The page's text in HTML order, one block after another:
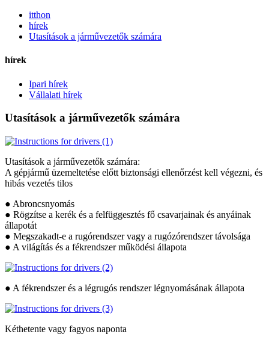
itthon
hírek
Utasítások a járművezetők számára
hírek
Ipari hírek
Vállalati hírek
Utasítások a járművezetők számára
Utasítások a járművezetők számára:
A gépjármű üzemeltetése előtt biztonsági ellenőrzést kell végezni, és
hibás vezetés tilos
● Abroncsnyomás
● Rögzítse a kerék és a felfüggesztés fő csavarjainak és anyáinak
állapotát
● Megszakadt-e a rugórendszer vagy a rugózórendszer távolsága
● A világítás és a fékrendszer működési állapota
● A fékrendszer és a légrugós rendszer légnyomásának állapota
Kéthetente vagy fagyos naponta